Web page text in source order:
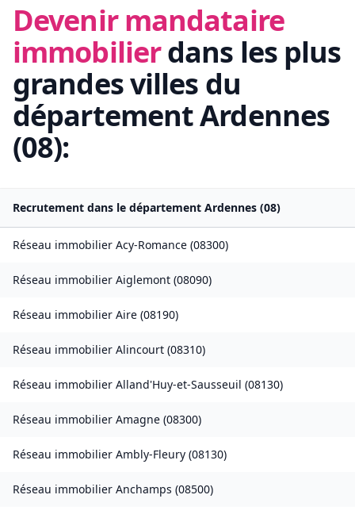
Devenir mandataire
immobilierdans les plus
grandes villes du
départementArdennes
(08):
Recrutement dans le département Ardennes (08)
Réseau immobilier Acy-Romance (08300)
Réseau immobilier Aiglemont (08090)
Réseau immobilier Aire (08190)
Réseau immobilier Alincourt (08310)
Réseau immobilier Alland'Huy-et-Sausseuil (08130)
Réseau immobilier Amagne (08300)
Réseau immobilier Ambly-Fleury (08130)
Réseau immobilier Anchamps (08500)